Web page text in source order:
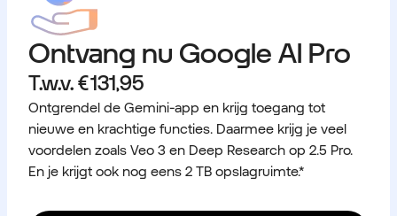
Ontvang nu Google AI Pro
T.w.v. € 131,95
Ontgrendel de Gemini-app en krijg toegang tot
nieuwe en krachtige functies. Daarmee krijg je veel
voordelen zoals Veo 3 en Deep Research op 2.5 Pro.
En je krijgt ook nog eens 2 TB opslagruimte.*